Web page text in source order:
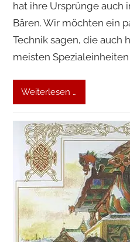
hat ihre Ursprünge auch
Bären. Wir möchten ein
Technik sagen, die auch
meisten
Weiterlesen …